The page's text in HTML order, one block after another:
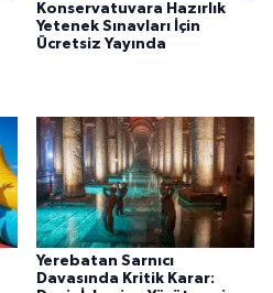
Konservatuvara Hazırlık
Yetenek Sınavları İçin
Ücretsiz Yayında
Yerebatan Sarnıcı
Davasında Kritik Karar: